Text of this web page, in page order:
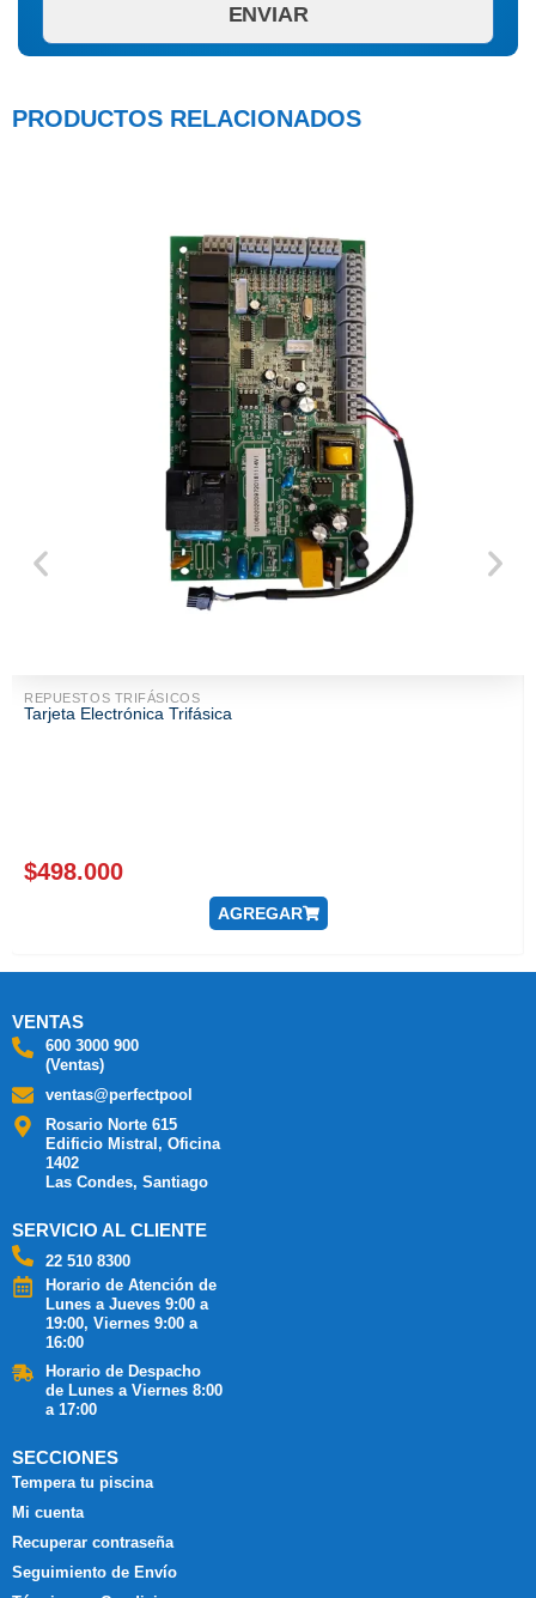
PRODUCTOS RELACIONADOS
REPUESTOS TRIFÁSICOS
Tarjeta Electrónica Trifásica
$498.000
AGREGAR
VENTAS
600 3000 900
(Ventas)
ventas@perfectpool
Rosario Norte 615
Edificio Mistral, Oficina
1402
Las Condes, Santiago
SERVICIO AL CLIENTE
22 510 8300
Horario de Atención de
Lunes a Jueves 9:00 a
19:00, Viernes 9:00 a
16:00
Horario de Despacho
de Lunes a Viernes 8:00
a 17:00
SECCIONES
Tempera tu piscina
Mi cuenta
Recuperar contraseña
Seguimiento de Envío